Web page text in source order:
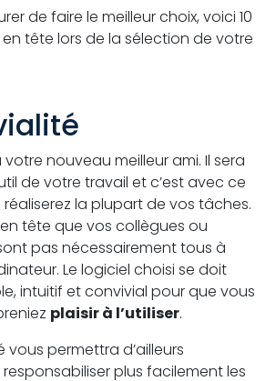
de faire le meilleur choix, voici 10
tête lors de la sélection de votre
votre nouveau meilleur ami. Il sera
de votre travail et c’est avec ce
la plupart de vos tâches.
tête que vos collègues ou
pas nécessairement tous à
Le logiciel choisi se doit
intuitif et convivial pour que vous
plaisir à l’utiliser.
permettra d’ailleurs
plus facilement les